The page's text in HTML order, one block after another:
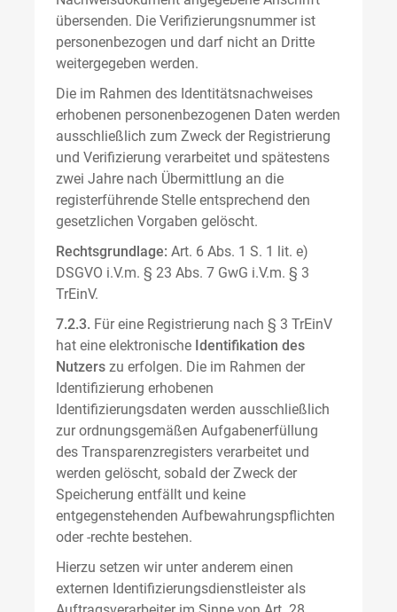
übersenden. Die Verifizierungsnummer ist
personenbezogen und darf nicht an Dritte
weitergegeben werden.
Die im Rahmen des Identitätsnachweises
erhobenen personenbezogenen Daten werden
ausschließlich zum Zweck der Registrierung
und Verifizierung verarbeitet und spätestens
zwei Jahre nach Übermittlung an die
registerführende Stelle entsprechend den
gesetzlichen Vorgaben gelöscht.
Rechtsgrundlage: Art. 6 Abs. 1 S. 1 lit. e)
DSGVO i.V.m. § 23 Abs. 7 GwG i.V.m. § 3
TrEinV.
7.2.3. Für eine Registrierung nach § 3 TrEinV
hat eine elektronische Identifikation des
Nutzers zu erfolgen. Die im Rahmen der
Identifizierung erhobenen
Identifizierungsdaten werden ausschließlich
zur ordnungsgemäßen Aufgabenerfüllung
des Transparenzregisters verarbeitet und
werden gelöscht, sobald der Zweck der
Speicherung entfällt und keine
entgegenstehenden Aufbewahrungspflichten
oder -rechte bestehen.
Hierzu setzen wir unter anderem einen
externen Identifizierungsdienstleister als